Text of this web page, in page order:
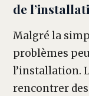
de
Malgré la
problèmes
l’installation.
rencontrer